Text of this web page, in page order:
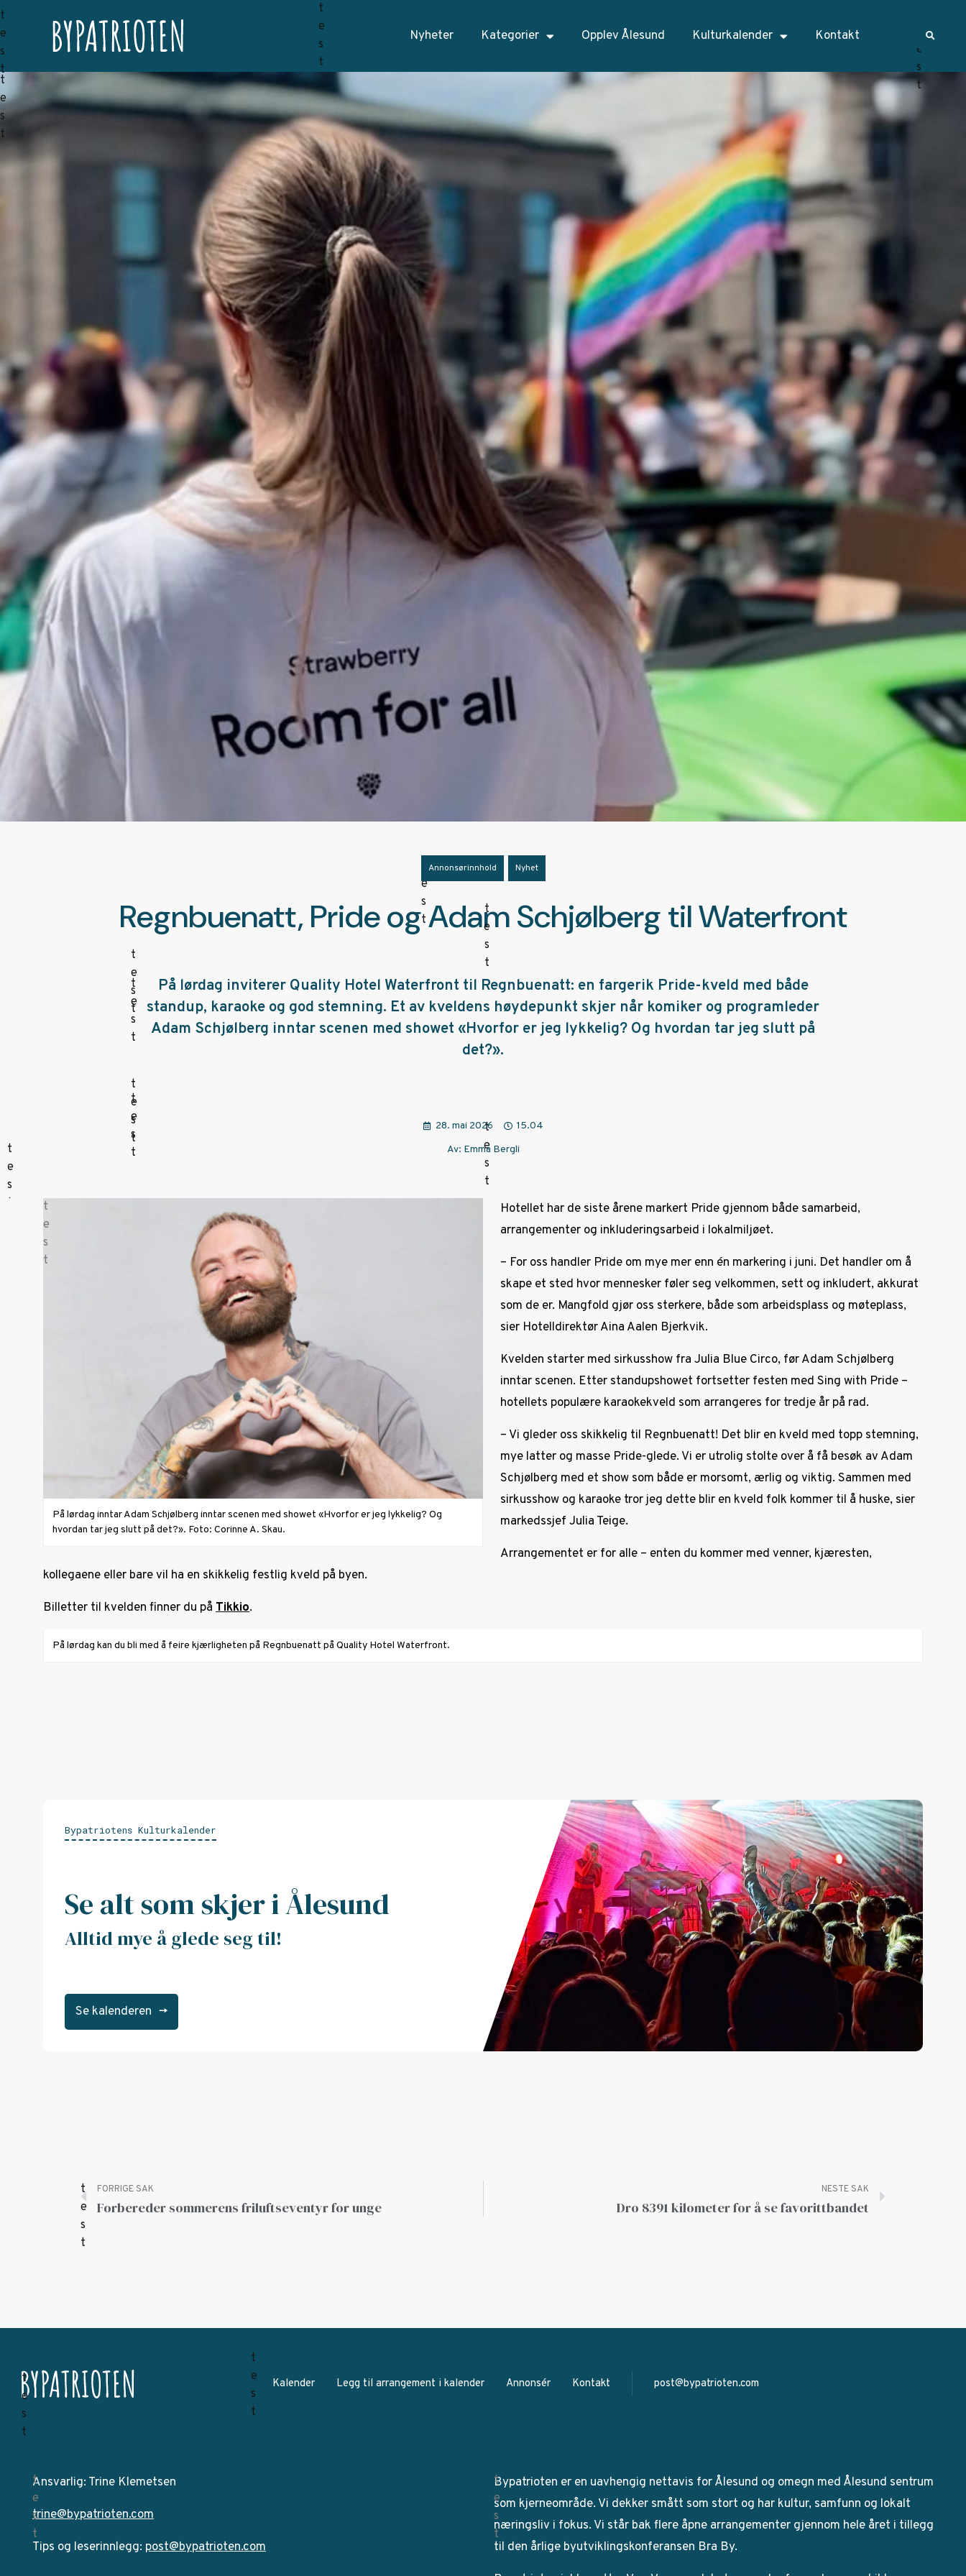
Nyheter Kategorier Opplev Ålesund Kulturkalender Kontakt
Annonsørinnhold Nyhet
Regnbuenatt, Pride og Adam Schjølberg til Waterfront
På lørdag inviterer Quality Hotel Waterfront til Regnbuenatt: en fargerik Pride-kveld med både
standup, karaoke og god stemning. Et av kveldens høydepunkt skjer når komiker og programleder
Adam Schjølberg inntar scenen med showet «Hvorfor er jeg lykkelig? Og hvordan tar jeg slutt på
det?».
28. mai 2026
15.04
Av: Emma Bergli
På lørdag inntar Adam Schjølberg inntar scenen med showet «Hvorfor er jeg lykkelig? Og
hvordan tar jeg slutt på det?». Foto: Corinne A. Skau.
Hotellet har de siste årene markert Pride gjennom både samarbeid,
arrangementer og inkluderingsarbeid i lokalmiljøet.
– For oss handler Pride om mye mer enn én markering i juni. Det handler om å
skape et sted hvor mennesker føler seg velkommen, sett og inkludert, akkurat
som de er. Mangfold gjør oss sterkere, både som arbeidsplass og møteplass,
sier Hotelldirektør Aina Aalen Bjerkvik.
Kvelden starter med sirkusshow fra Julia Blue Circo, før Adam Schjølberg
inntar scenen. Etter standupshowet fortsetter festen med Sing with Pride –
hotellets populære karaokekveld som arrangeres for tredje år på rad.
– Vi gleder oss skikkelig til Regnbuenatt! Det blir en kveld med topp stemning,
mye latter og masse Pride-glede. Vi er utrolig stolte over å få besøk av Adam
Schjølberg med et show som både er morsomt, ærlig og viktig. Sammen med
sirkusshow og karaoke tror jeg dette blir en kveld folk kommer til å huske, sier
markedssjef Julia Teige.
Arrangementet er for alle – enten du kommer med venner, kjæresten,
kollegaene eller bare vil ha en skikkelig festlig kveld på byen.
Billetter til kvelden finner du på Tikkio.
På lørdag kan du bli med å feire kjærligheten på Regnbuenatt på Quality Hotel Waterfront.
Bypatriotens Kulturkalender
Se alt som skjer i Ålesund
Alltid mye å glede seg til!
Se kalenderen ->
FORRIGE SAK
Forbereder sommerens friluftseventyr for unge
NESTE SAK
Dro 8391 kilometer for å se favorittbandet
Kalender Legg til arrangement i kalender Annonsér Kontakt post@bypatrioten.com
Ansvarlig: Trine Klemetsen
trine@bypatrioten.com
Tips og leserinnlegg: post@bypatrioten.com
Bypatrioten er en uavhengig nettavis for Ålesund og omegn med Ålesund sentrum
som kjerneområde. Vi dekker smått som stort og har kultur, samfunn og lokalt
næringsliv i fokus. Vi står bak flere åpne arrangementer gjennom hele året i tillegg
til den årlige byutviklingskonferansen Bra By.